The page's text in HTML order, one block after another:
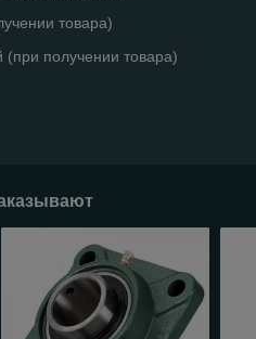
товара)
(при получении товара)